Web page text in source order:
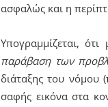
ασφαλώς και η
Υπογραμμίζεται,
παράβαση των
διάταξης του νόμου
σαφής εικόνα στα